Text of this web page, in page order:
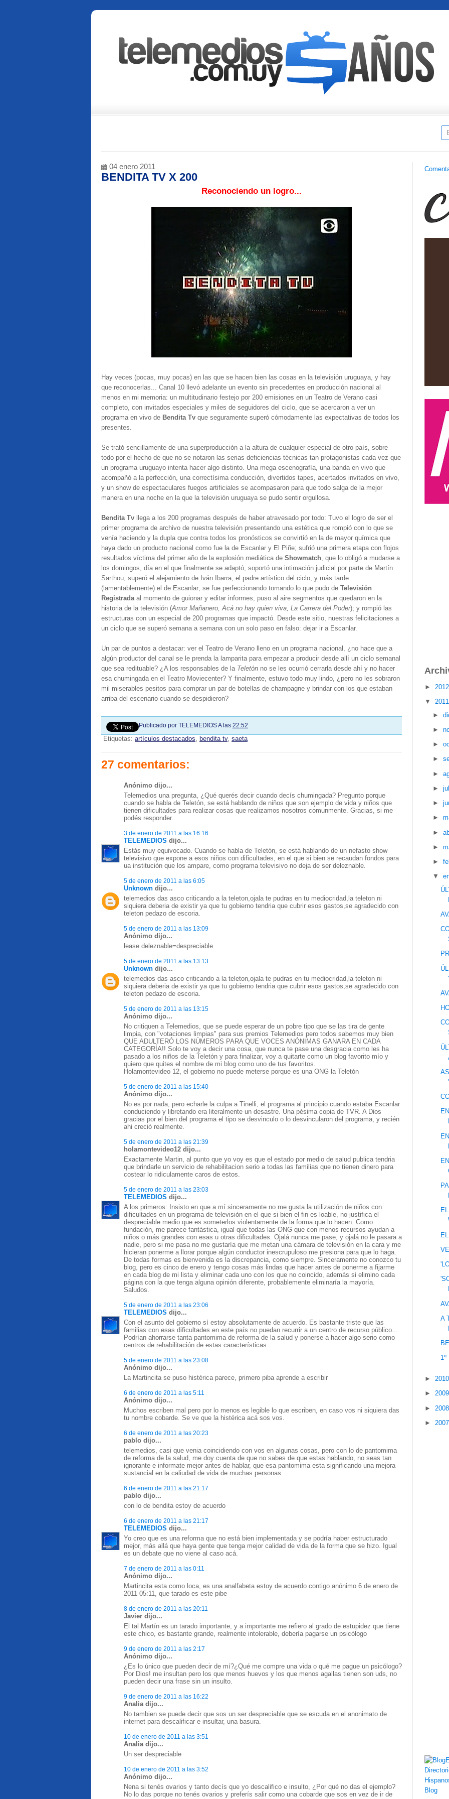
04 enero 2011
BENDITA TV X 200
Reconociendo un logro...
Hay veces (pocas, muy pocas) en las que se hacen bien las cosas en la televisión uruguaya, y hay
que reconocerlas... Canal 10 llevó adelante un evento sin precedentes en producción nacional al
menos en mi memoria: un multitudinario festejo por 200 emisiones en un Teatro de Verano casi
completo, con invitados especiales y miles de seguidores del ciclo, que se acercaron a ver un
programa en vivo de Bendita Tv que seguramente superó cómodamente las expectativas de todos los
presentes.
Se trató sencillamente de una superproducción a la altura de cualquier especial de otro país, sobre
todo por el hecho de que no se notaron las serias deficiencias técnicas tan protagonistas cada vez que
un programa uruguayo intenta hacer algo distinto. Una mega escenografía, una banda en vivo que
acompañó a la perfección, una correctísima conducción, divertidos tapes, acertados invitados en vivo,
y un show de espectaculares fuegos artificiales se acompasaron para que todo salga de la mejor
manera en una noche en la que la televisión uruguaya se pudo sentir orgullosa.
Bendita Tv
llega a los 200 programas después de haber atravesado por todo: Tuvo el logro de ser el
primer programa de archivo de nuestra televisión presentando una estética que rompió con lo que se
venía haciendo y la dupla que contra todos los pronósticos se convirtió en la de mayor química que
haya dado un producto nacional como fue la de Escanlar y El Piñe; sufrió una primera etapa con flojos
resultados víctima del primer año de la explosión mediática de Showmatch, que lo obligó a mudarse a
los domingos, día en el que finalmente se adaptó; soportó una intimación judicial por parte de Martín
Sarthou; superó el alejamiento de Iván Ibarra, el padre artístico del ciclo, y más tarde
(lamentablemente) el de Escanlar; se fue perfeccionando tomando lo que pudo de Televisión
Registradaal momento de guionar y editar informes; puso al aire segmentos que quedaron en la
historia de la televisión (Amor Mañanero, Acá no hay quien viva, La Carrera del Poder); y rompió las
estructuras con un especial de 200 programas que impactó. Desde este sitio, nuestras felicitaciones a
un ciclo que se superó semana a semana con un solo paso en falso: dejar ir a Escanlar.
Un par de puntos a destacar: ver el Teatro de Verano lleno en un programa nacional, ¿no hace que a
algún productor del canal se le prenda la lamparita para empezar a producir desde allí un ciclo semanal
que sea redituable? ¿A los responsables de la Teletón no se les ocurrió cerrarla desde ahí y no hacer
esa chumingada en el Teatro Moviecenter? Y finalmente, estuvo todo muy lindo, ¿pero no les sobraron
mil miserables pesitos para comprar un par de botellas de champagne y brindar con los que estaban
arriba del escenario cuando se despidieron?
Publicado por TELEMEDIOSA las 22:52
Etiquetas: artículos destacados, bendita tv, saeta
27 comentarios:
Anónimo dijo...
Telemedios una pregunta, ¿Qué querés decir cuando decís chumingada? Pregunto porque
cuando se habla de Teletón, se está hablando de niños que son ejemplo de vida y niños que
tienen dificultades para realizar cosas que realizamos nosotros comunmente. Gracias, si me
podés responder.
3 de enero de 2011 a las 16:16
TELEMEDIOS dijo...
Estás muy equivocado. Cuando se habla de Teletón, se está hablando de un nefasto show
televisivo que expone a esos niños con dificultades, en el que si bien se recaudan fondos para
ua institución que los ampare, como programa televisivo no deja de ser deleznable.
5 de enero de 2011 a las 6:05
Unknown dijo...
telemedios das asco criticando a la teleton,ojala te pudras en tu mediocridad,la teleton ni
siquiera deberia de existir ya que tu gobierno tendria que cubrir esos gastos,se agradecido con
teleton pedazo de escoria.
5 de enero de 2011 a las 13:09
Anónimo dijo...
lease deleznable=despreciable
5 de enero de 2011 a las 13:13
Unknown dijo...
telemedios das asco criticando a la teleton,ojala te pudras en tu mediocridad,la teleton ni
siquiera deberia de existir ya que tu gobierno tendria que cubrir esos gastos,se agradecido con
teleton pedazo de escoria.
5 de enero de 2011 a las 13:15
Anónimo dijo...
No critiquen a Telemedios, que se puede esperar de un pobre tipo que se las tira de gente
limpia, con "votaciones limpias" para sus premios Telemedios pero todos sabemos muy bien
QUE ADULTERÓ LOS NÚMEROS PARA QUE VOCES ANÓNIMAS GANARA EN CADA
CATEGORÍA!! Solo te voy a decir una cosa, que nunca te pase una desgracia como les ha
pasado a los niños de la Teletón y para finalizar, voy a quitarte como un blog favorito mío y
quiero que quites el nombre de mi blog como uno de tus favoritos.
Holamontevideo 12, el gobierno no puede meterse porque es una ONG la Teletón
5 de enero de 2011 a las 15:40
Anónimo dijo...
No es por nada, pero echarle la culpa a Tinelli, el programa al principio cuando estaba Escanlar
conduciendo y libretando era literalmente un desastre. Una pésima copia de TVR. A Dios
gracias por el bien del programa el tipo se desvinculo o lo desvincularon del programa, y recién
ahi creció realmente.
5 de enero de 2011 a las 21:39
holamontevideo12 dijo...
Exactamente Martin, al punto que yo voy es que el estado por medio de salud publica tendria
que brindarle un servicio de rehabilitacion serio a todas las familias que no tienen dinero para
costear lo ridiculamente caros de estos.
5 de enero de 2011 a las 23:03
TELEMEDIOS dijo...
A los primeros: Insisto en que a mí sinceramente no me gusta la utilización de niños con
dificultades en un programa de televisión en el que si bien el fin es loable, no justifica el
despreciable medio que es someterlos violentamente de la forma que lo hacen. Como
fundación, me parece fantástica, igual que todas las ONG que con menos recursos ayudan a
niños o más grandes con esas u otras dificultades. Ojalá nunca me pase, y ojalá no le pasara a
nadie, pero si me pasa no me gustaría que me metan una cámara de televisión en la cara y me
hicieran ponerme a llorar porque algún conductor inescrupuloso me presiona para que lo haga.
De todas formas es bienvenida es la discrepancia, como siempre. Sinceramente no conozco tu
blog, pero es cinco de enero y tengo cosas más lindas que hacer antes de ponerme a fijarme
en cada blog de mi lista y eliminar cada uno con los que no coincido, además si elimino cada
página con la que tenga alguna opinión diferente, probablemente eliminaría la mayoría.
Saludos.
5 de enero de 2011 a las 23:06
TELEMEDIOS dijo...
Con el asunto del gobierno sí estoy absolutamente de acuerdo. Es bastante triste que las
familias con esas dificultades en este país no puedan recurrir a un centro de recurso público...
Podrían ahorrarse tanta pantomima de reforma de la salud y ponerse a hacer algo serio como
centros de rehabilitación de estas características.
5 de enero de 2011 a las 23:08
Anónimo dijo...
La Martincita se puso histérica parece, primero piba aprende a escribir
6 de enero de 2011 a las 5:11
Anónimo dijo...
Muchos escriben mal pero por lo menos es legible lo que escriben, en caso vos ni siquiera das
tu nombre cobarde. Se ve que la histérica acá sos vos.
6 de enero de 2011 a las 20:23
pablo dijo...
telemedios, casi que venia coincidiendo con vos en algunas cosas, pero con lo de pantomima
de reforma de la salud, me doy cuenta de que no sabes de que estas hablando, no seas tan
ignorante e informate mejor antes de hablar, que esa pantomima esta significando una mejora
sustancial en la caliudad de vida de muchas personas
6 de enero de 2011 a las 21:17
pablo dijo...
con lo de bendita estoy de acuerdo
6 de enero de 2011 a las 21:17
TELEMEDIOS dijo...
Yo creo que es una reforma que no está bien implementada y se podría haber estructurado
mejor, más allá que haya gente que tenga mejor calidad de vida de la forma que se hizo. Igual
es un debate que no viene al caso acá.
7 de enero de 2011 a las 0:11
Anónimo dijo...
Martincita esta como loca, es una analfabeta estoy de acuerdo contigo anónimo 6 de enero de
2011 05:11, que tarado es este pibe
8 de enero de 2011 a las 20:11
Javier dijo...
El tal Martín es un tarado importante, y a importante me refiero al grado de estupidez que tiene
este chico, es bastante grande, realmente intolerable, debería pagarse un psicólogo
9 de enero de 2011 a las 2:17
Anónimo dijo...
¿Es lo único que pueden decir de mí?¿Qué me compre una vida o qué me pague un psicólogo?
Por Dios! me insultan pero los que menos huevos y los que menos agallas tienen son uds, no
pueden decir una frase sin un insulto.
9 de enero de 2011 a las 16:22
Analia dijo...
No tambien se puede decir que sos un ser despreciable que se escuda en el anonimato de
internet para descalificar e insultar, una basura.
10 de enero de 2011 a las 3:51
Analia dijo...
Un ser despreciable
10 de enero de 2011 a las 3:52
Anónimo dijo...
Nena si tenés ovarios y tanto decís que yo descalifico e insulto, ¿Por qué no das el ejemplo?
No lo das porque no tenés ovarios y preferís salir como una cobarde que sos en vez de ir de
►
▼
►
►
►
►
►
►
►
►
►
►
►
▼
A
►
►
►
►